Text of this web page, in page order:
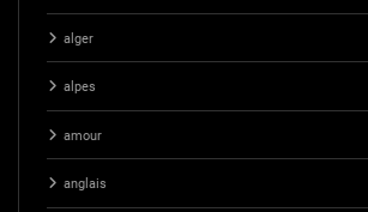
alger
alpes
amour
anglais